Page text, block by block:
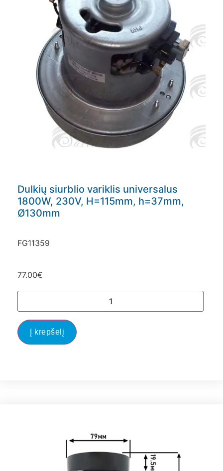
Dulkių siurblio variklis universalus
1800W, 230V, H=115mm, h=37mm,
Ø130mm
FG11359
77.00€
Į krepšelį